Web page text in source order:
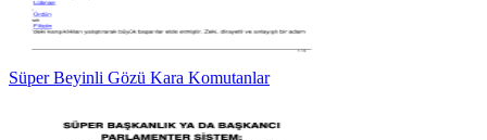
Süper Beyinli Gözü Kara Komutanlar